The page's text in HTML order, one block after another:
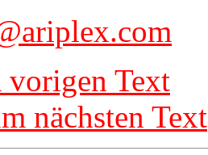
vorigen Text
nächsten Text